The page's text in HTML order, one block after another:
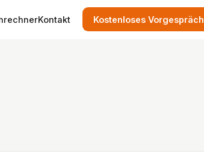
Kontakt Kostenloses Vorgespräch